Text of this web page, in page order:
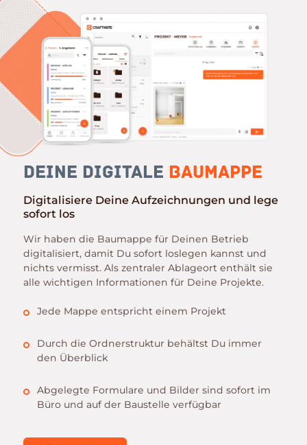
Deine digitale Baumappe
Digitalisiere Deine Aufzeichnungen und lege
sofort los
Wir haben die Baumappe für Deinen Betrieb
digitalisiert, damit Du sofort loslegen kannst und
nichts vermisst. Als zentraler Ablageort enthält sie
alle wichtigen Informationen für Deine Projekte.
Jede Mappe entspricht einem Projekt
Durch die Ordnerstruktur behältst Du immer
den Überblick
Abgelegte Formulare und Bilder sind sofort im
Büro und auf der Baustelle verfügbar